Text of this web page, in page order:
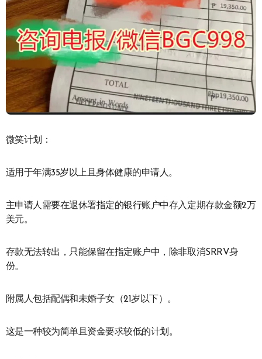
微笑计划：
适用于年满35岁以上且身体健康的申请人。
主申请人需要在退休署指定的银行账户中存入定期存款金额2万
美元。
存款无法转出，只能保留在指定账户中，除非取消SRRV身
份。
附属人包括配偶和未婚子女（21岁以下）。
这是一种较为简单且资金要求较低的计划。